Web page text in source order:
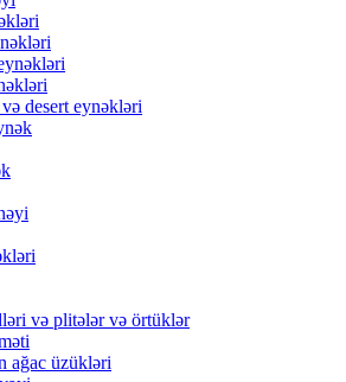
desert eynəkləri
və plitələr və örtüklər
ağac üzükləri